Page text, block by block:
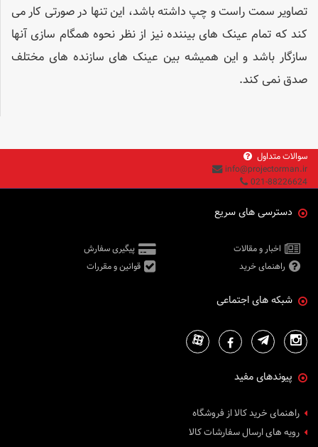
تصاویر سمت راست و چپ داشته باشد، این تنها در صورتی کار می
کند که تمام عینک های بیننده نیز از نظر نحوه همگام سازی آنها
سازگار باشد و این همیشه بین عینک های سازنده های مختلف
صدق نمی کند.
سوالات متداول
info@projectorman.ir
021-88226624
دسترسی های سریع
اخبار و مقالات
پیگیری سفارش
راهنمای خرید
قوانین و مقررات
شبکه های اجتماعی
پیوندهای مفید
راهنمای خرید کالا از فروشگاه
رویه های ارسال سفارشات کالا